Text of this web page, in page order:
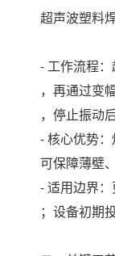
超声波塑料
- 工作流程
，再通过变
，停止振动
- 核心优势
可保障薄壁
- 适用边界
；设备初期